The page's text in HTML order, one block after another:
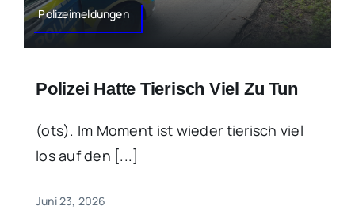
Polizeimeldungen
Polizei Hatte Tierisch Viel Zu Tun
(ots). Im Moment ist wieder tierisch viel
los auf den [...]
Juni 23, 2026